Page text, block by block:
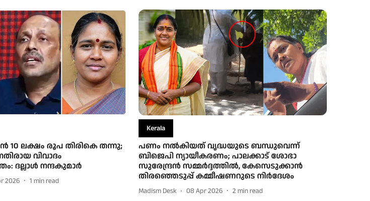
10 ലക്ഷം രൂപ തിരികെ തന്നു;
വിവാദം
ദല്ലാള്‍ നന്ദകുമാര്‍
2026 1 min read
Kerala
പണം നല്‍കിയത് വൃദ്ധയുടെ ബന്ധുവെന്ന്
ബിജെപി ന്യായീകരണം; പാലക്കാട് ശോഭാ
സുരേന്ദ്രന്‍ സമ്മർദ്ദത്തില്‍, കേസെടുക്കാന്‍
തിരഞ്ഞെടുപ്പ് കമ്മീഷണറുടെ നിർദേശം
Madism Desk 08 Apr 2026 2 min read